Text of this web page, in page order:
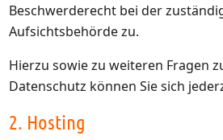
Beschwerderecht bei der
Aufsichtsbehörde zu.
Hierzu sowie zu weiteren Fragen
Datenschutz können Sie sich
2. Hosting